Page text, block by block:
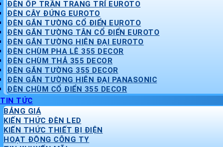
ĐÈN ỐP TRẦN TRANG TRÍ EUROTO
ĐÈN CÂY ĐỨNG EUROTO
ĐÈN GẮN TƯỜNG CỔ ĐIỂN EUROTO
ĐÈN GẮN TƯỜNG TÂN CỔ ĐIỂN EUROTO
ĐÈN GẮN TƯỜNG HIỆN ĐẠI EUROTO
ĐÈN CHÙM PHA LÊ 355 DECOR
ĐÈN CHÙM THẢ 355 DECOR
ĐÈN GẮN TƯỜNG 355 DECOR
ĐÈN GẮN TƯỜNG HIỆN ĐẠI PANASONIC
ĐÈN CHÙM CỔ ĐIỂN 355 DECOR
TIN TỨC
BẢNG GIÁ
KIẾN THỨC ĐÈN LED
KIẾN THỨC THIẾT BỊ ĐIỆN
HOẠT ĐỘNG CÔNG TY